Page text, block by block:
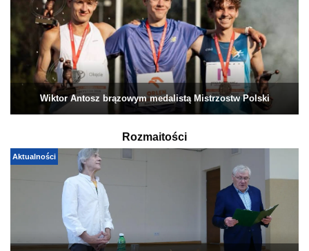
Wiktor Antosz brązowym medalistą Mistrzostw Polski
Rozmaitości
Aktualności